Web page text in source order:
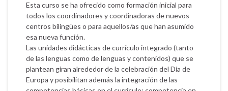
Esta curso se ha ofrecido como formación inicial para
todos los coordinadores y coordinadoras de nuevos
centros bilingües o para aquellos/as que han asumido
esa nueva función.
Las unidades didácticas de currículo integrado (tanto
de las lenguas como de lenguas y contenidos) que se
plantean giran alrededor de la celebración del Día de
Europa y posibilitan además la integración de las